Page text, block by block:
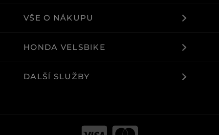
VŠE O NÁKUPU
HONDA VELSBIKE
DALŠÍ SLUŽBY